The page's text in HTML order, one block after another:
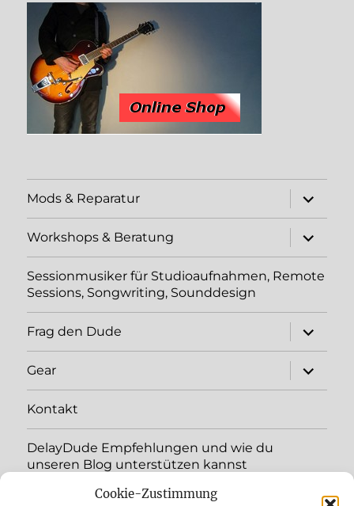
Cookie-Zustimmung
Mods & Reparatur
öffnen
Workshops & Beratung
öffnen
Sessionmusiker für Studioaufnahmen, Remote
Sessions, Songwriting, Sounddesign
Frag den Dude
öffnen
Gear
öffnen
Kontakt
DelayDude Empfehlungen und wie du
unseren Blog unterstützen kannst